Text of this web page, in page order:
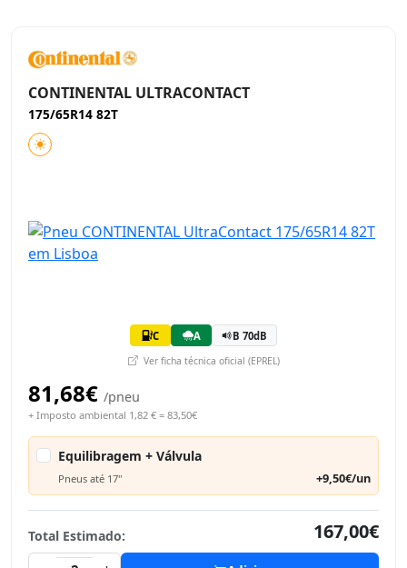
CONTINENTAL ULTRACONTACT
175/65R14 82T
C A B 70dB
Ver ficha técnica oficial (EPREL)
81,68€ /pneu
+ Imposto ambiental 1,82 € = 83,50€
Equilibragem + Válvula
Pneus até 17" +9,50€/un
Total Estimado:
167,00€